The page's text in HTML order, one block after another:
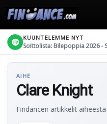
KUUNTELEMME NYT
Soittolista: Bilepoppia 2026 -
AIHE
Clare Knight
Findancen artikkelit